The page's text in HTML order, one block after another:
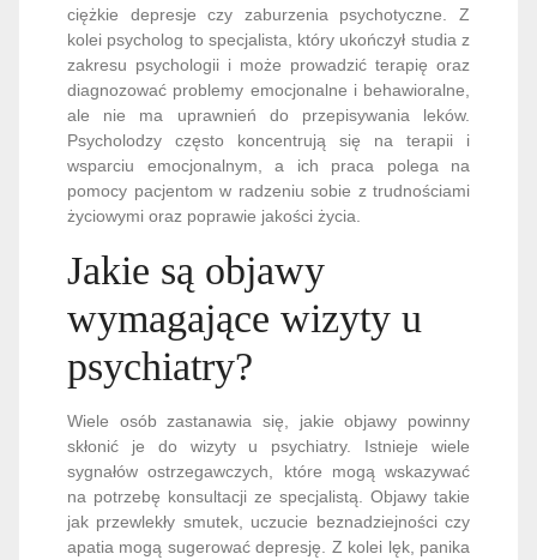
ciężkie depresje czy zaburzenia psychotyczne. Z
kolei psycholog to specjalista, który ukończył studia z
zakresu psychologii i może prowadzić terapię oraz
diagnozować problemy emocjonalne i behawioralne,
ale nie ma uprawnień do przepisywania leków.
Psycholodzy często koncentrują się na terapii i
wsparciu emocjonalnym, a ich praca polega na
pomocy pacjentom w radzeniu sobie z trudnościami
życiowymi oraz poprawie jakości życia.
Jakie są objawy
wymagające wizyty u
psychiatry?
Wiele osób zastanawia się, jakie objawy powinny
skłonić je do wizyty u psychiatry. Istnieje wiele
sygnałów ostrzegawczych, które mogą wskazywać
na potrzebę konsultacji ze specjalistą. Objawy takie
jak przewlekły smutek, uczucie beznadziejności czy
apatia mogą sugerować depresję. Z kolei lęk, panika